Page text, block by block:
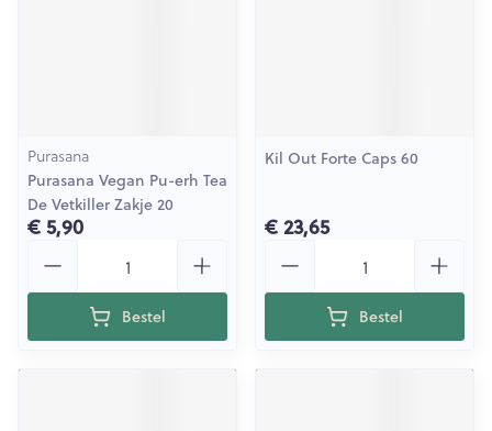
Purasana
Purasana Vegan Pu-erh Tea
De Vetkiller Zakje 20
€ 5,90
Bestel
Kil Out Forte Caps 60
€ 23,65
Bestel